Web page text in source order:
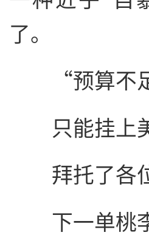
了。
“预算不
只能挂上
拜托了各
下一单桃